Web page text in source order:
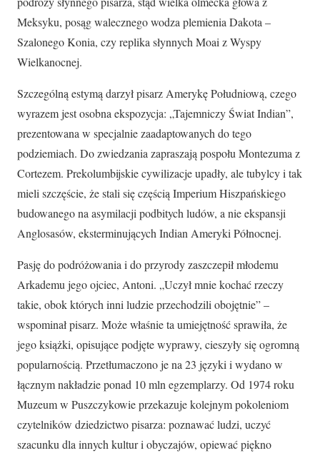
Meksyku, posąg walecznego wodza plemienia Dakota –
Szalonego Konia, czy replika słynnych Moai z Wyspy
Wielkanocnej.
Szczególną estymą darzył pisarz Amerykę Południową, czego
wyrazem jest osobna ekspozycja: „Tajemniczy Świat Indian”,
prezentowana w specjalnie zaadaptowanych do tego
podziemiach. Do zwiedzania zapraszają pospołu Montezuma z
Cortezem. Prekolumbijskie cywilizacje upadły, ale tubylcy i tak
mieli szczęście, że stali się częścią Imperium Hiszpańskiego
budowanego na asymilacji podbitych ludów, a nie ekspansji
Anglosasów, eksterminujących Indian Ameryki Północnej.
Pasję do podróżowania i do przyrody zaszczepił młodemu
Arkademu jego ojciec, Antoni. „Uczył mnie kochać rzeczy
takie, obok których inni ludzie przechodzili obojętnie” –
wspominał pisarz. Może właśnie ta umiejętność sprawiła, że
jego książki, opisujące podjęte wyprawy, cieszyły się ogromną
popularnością. Przetłumaczono je na 23 języki i wydano w
łącznym nakładzie ponad 10 mln egzemplarzy. Od 1974 roku
Muzeum w Puszczykowie przekazuje kolejnym pokoleniom
czytelników dziedzictwo pisarza: poznawać ludzi, uczyć
szacunku dla innych kultur i obyczajów, opiewać piękno